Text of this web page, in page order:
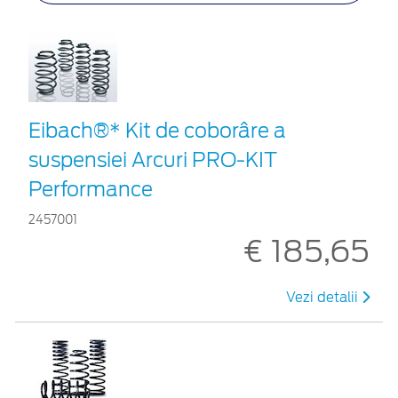
Eibach®* Kit de coborâre a
suspensiei Arcuri PRO-KIT
Performance
2457001
€ 185,65
Vezi detalii